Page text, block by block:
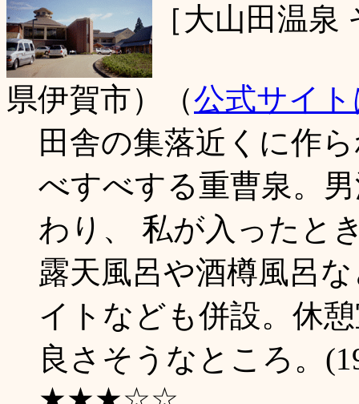
［大山田温
県伊賀市）（公式サイ
田舎の集落近くに作
べすべする重曹泉。
わり、 私が入ったと
露天風呂や酒樽風呂
イトなども併設。休
良さそうなところ。